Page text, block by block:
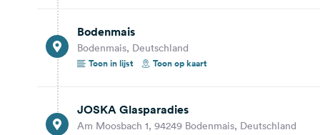
Zwiesel
Zwiesel, Deutschland
Bodenmais
Bodenmais, Deutschland
Toon in lijst
Toon op kaart
JOSKA Glasparadies
Am Moosbach 1, 94249 Bodenmais, Deutschland